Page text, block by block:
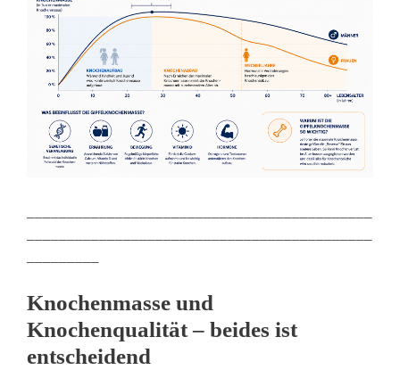
Knochenmasse und
Knochenqualität – beides ist
entscheidend